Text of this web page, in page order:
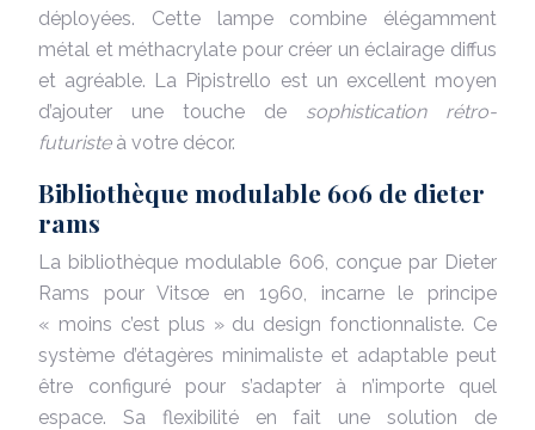
déployées. Cette lampe combine élégamment
métal et méthacrylate pour créer un éclairage diffus
et agréable. La Pipistrello est un excellent moyen
d’ajouter une touche de sophistication rétro-
futuriste à votre décor.
Bibliothèque modulable 606 de dieter
rams
La bibliothèque modulable 606, conçue par Dieter
Rams pour Vitsœ en 1960, incarne le principe
« moins c’est plus » du design fonctionnaliste. Ce
système d’étagères minimaliste et adaptable peut
être configuré pour s’adapter à n’importe quel
espace. Sa flexibilité en fait une solution de